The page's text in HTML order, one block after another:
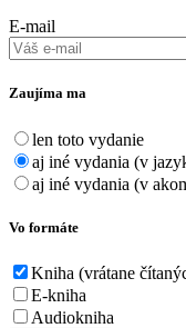
E-mail
Zaujíma ma
len toto vydanie
aj iné vydania (v
aj iné vydania (v
Vo formáte
Kniha (vrátane
E-kniha
Audiokniha